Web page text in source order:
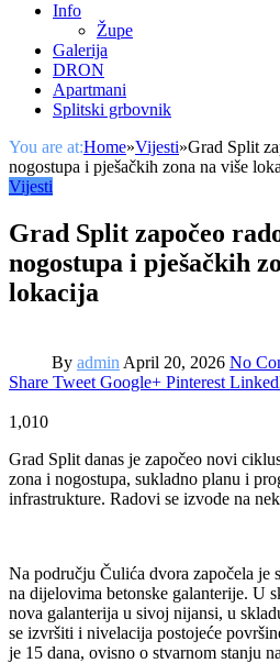
Info
Župe
Galerija
DRON
Apartmani
Splitski grbovnik
You are at:Home»Vijesti»Grad Split
nogostupa i pješačkih zona na više
Vijesti
Grad Split započeo
nogostupa i pješačkih
lokacija
By admin April 20, 2026 No
Share Tweet Google+ Pinterest
1,010
Grad Split danas je započeo novi
zona i nogostupa, sukladno planu i
infrastrukture. Radovi se izvode na
Na području Čulića dvora započela je
na dijelovima betonske galanterije. U
nova galanterija u sivoj nijansi, u
se izvršiti i nivelacija postojeće
je 15 dana, ovisno o stvarnom stanju